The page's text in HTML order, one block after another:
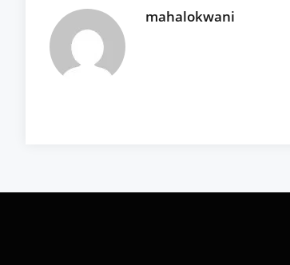
mahalokwani